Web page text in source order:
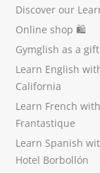
Discover our
Online shop 🛍
Gymglish as a gift
Learn English
California
Learn French with
Frantastique
Learn Spanish
Hotel Borbollón